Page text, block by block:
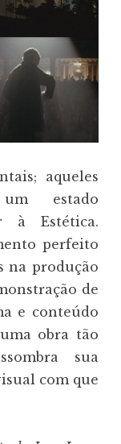
aqueles
estado
à Estética.
perfeito
na produção
de
e conteúdo
obra tão
sua
com que